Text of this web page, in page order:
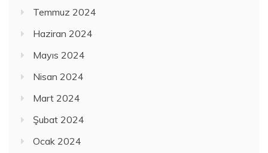
Temmuz 2024
Haziran 2024
Mayıs 2024
Nisan 2024
Mart 2024
Şubat 2024
Ocak 2024